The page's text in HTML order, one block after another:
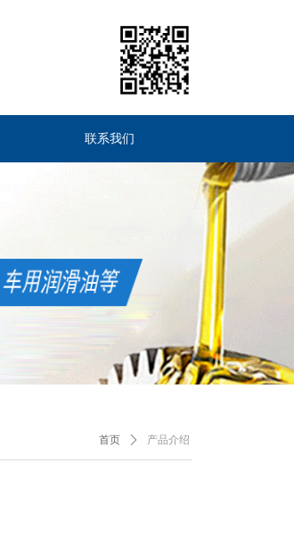
联系我们
首页 ꄲ 产品介绍